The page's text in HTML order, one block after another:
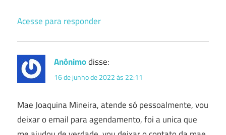
Acesse para responder
Anônimodisse:
16 de junho de 2022 às 22:11
Mae Joaquina Mineira, atende só pessoalmente, vou
deixar o email para agendamento, foi a unica que